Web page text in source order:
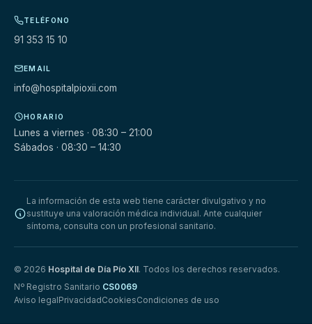
TELÉFONO
91 353 15 10
EMAIL
info@hospitalpioxii.com
HORARIO
Lunes a viernes · 08:30 – 21:00
Sábados · 08:30 – 14:30
La información de esta web tiene carácter divulgativo y no
sustituye una valoración médica individual. Ante cualquier
síntoma, consulta con un profesional sanitario.
© 2026 Hospital de Día Pío XII. Todos los derechos reservados.
Nº Registro Sanitario CS0069
Aviso legalPrivacidadCookiesCondiciones de uso